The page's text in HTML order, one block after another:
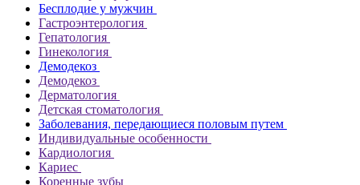
Бесплодие у мужчин
Гастроэнтерология
Гепатология
Гинекология
Демодекоз
Демодекоз
Дерматология
Детская стоматология
Заболевания, передающиеся половым путем
Индивидуальные особенности
Кардиология
Кариес
Коренные зубы